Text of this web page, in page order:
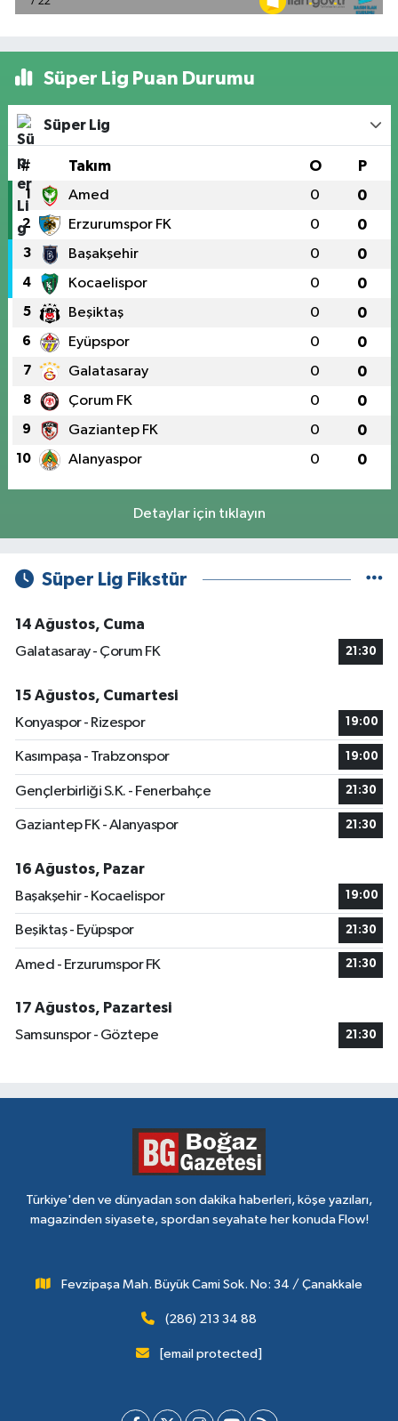
Süper Lig Puan Durumu
Süper Lig
# Takım O P
1 Amed 0 0
2 Erzurumspor FK 0 0
3 Başakşehir 0 0
4 Kocaelispor 0 0
5 Beşiktaş 0 0
6 Eyüpspor 0 0
7 Galatasaray 0 0
8 Çorum FK 0 0
9 Gaziantep FK 0 0
10 Alanyaspor 0 0
Detaylar için tıklayın
Süper Lig Fikstür
14 Ağustos, Cuma
Galatasaray - Çorum FK
21:30
15 Ağustos, Cumartesi
Konyaspor - Rizespor
19:00
Kasımpaşa - Trabzonspor 19:00
Gençlerbirliği S.K. - Fenerbahçe 21:30
Gaziantep FK - Alanyaspor 21:30
16 Ağustos, Pazar
Başakşehir - Kocaelispor
19:00
Beşiktaş - Eyüpspor 21:30
Amed - Erzurumspor FK 21:30
17 Ağustos, Pazartesi
Samsunspor - Göztepe
21:30
Türkiye'den ve dünyadan son dakika haberleri, köşe yazıları,
magazinden siyasete, spordan seyahate her konuda Flow!
Fevzipaşa Mah. Büyük Cami Sok. No: 34 / Çanakkale
(286) 213 34 88
[email protected]